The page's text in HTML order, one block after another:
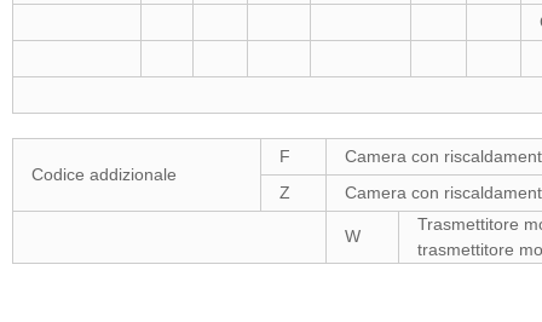
Codice addizionale
F
Camera con
Z
Camera con
W
Trasmettitore
trasmettitore